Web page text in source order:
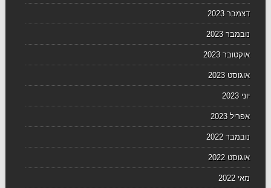
דצמבר 2023
נובמבר 2023
אוקטובר 2023
אוגוסט 2023
יוני 2023
אפריל 2023
נובמבר 2022
אוגוסט 2022
מאי 2022